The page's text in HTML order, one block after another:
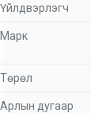
Үйлдвэрлэгч
Марк
Төрөл
Арлын дугаар